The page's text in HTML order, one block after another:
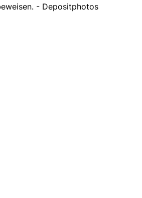
- Depositphotos